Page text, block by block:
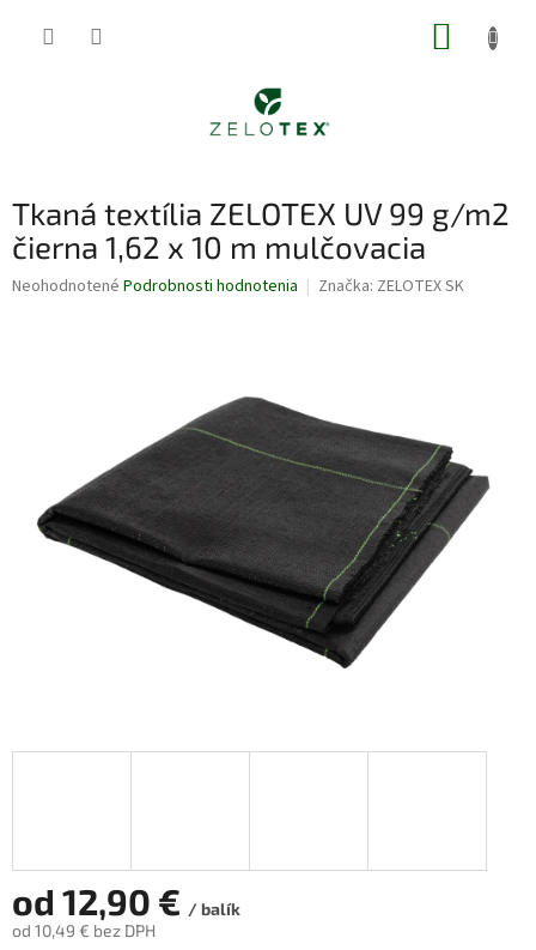
Tkaná textília ZELOTEX UV 99 g/m2
čierna 1,62 x 10 m mulčovacia
Priemerné
Neohodnotené Podrobnosti hodnotenia Značka: ZELOTEX SK
od 12,90 € / balík
od 10,49 € bez DPH